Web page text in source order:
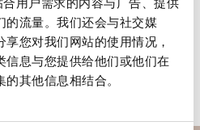
用户需求的内容与广告、提供
的流量。我们还会与社交媒
您对我们网站的使用情况，
信息与您提供给他们或他们在
其他信息相结合。